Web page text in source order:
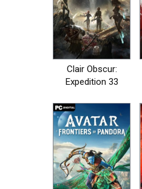
Clair Obscur:
Expedition 33